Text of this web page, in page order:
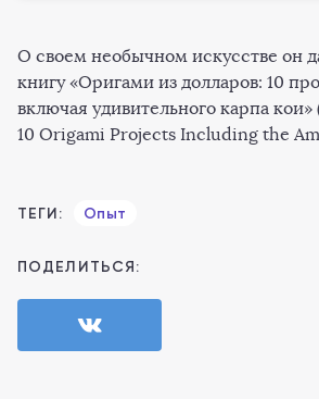
О своем необычном искусстве он
книгу «Оригами из долларов: 10
включая удивительного карпа
10 Origami Projects Including the
ТЕГИ: Опыт
ПОДЕЛИТЬСЯ: